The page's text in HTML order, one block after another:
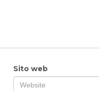
Sito web